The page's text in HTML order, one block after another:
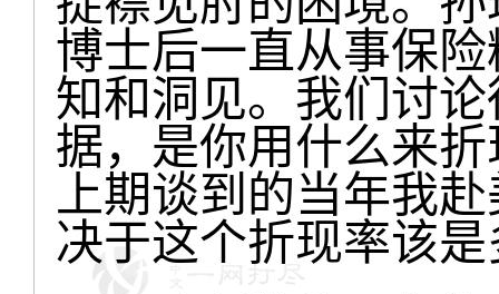
博士后一直从事保
知和洞见。我们讨
据，是你用什么来
上期谈到的当年我
决于这个折现率该